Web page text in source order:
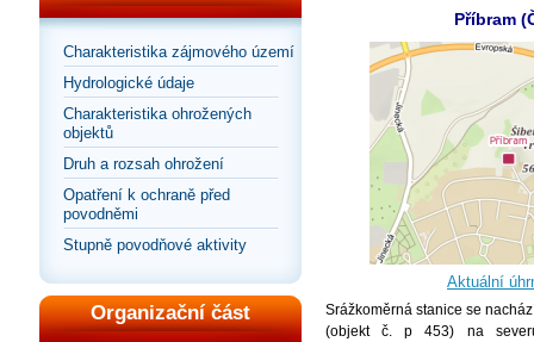
Charakteristika zájmového území
Hydrologické údaje
Charakteristika ohrožených
objektů
Druh a rozsah ohrožení
Opatření k ochraně před
povodněmi
Stupně povodňové aktivity
Organizační část
Příbram
Aktuální
Srážkoměrná stanice se
(objekt č. p 453) na